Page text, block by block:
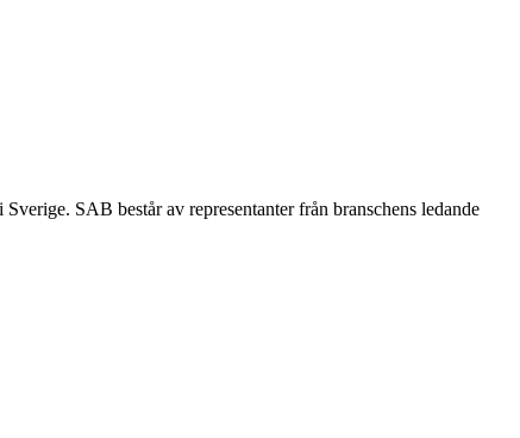
SAB består av representanter från branschens ledande